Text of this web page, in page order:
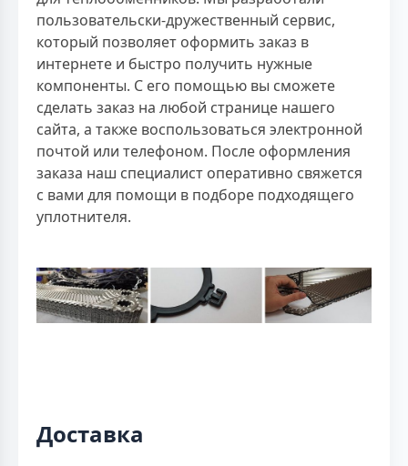
пользовательски-дружественный сервис,
который позволяет оформить заказ в
интернете и быстро получить нужные
компоненты. С его помощью вы сможете
сделать заказ на любой странице нашего
сайта, а также воспользоваться электронной
почтой или телефоном. После оформления
заказа наш специалист оперативно свяжется
с вами для помощи в подборе подходящего
уплотнителя.
Доставка